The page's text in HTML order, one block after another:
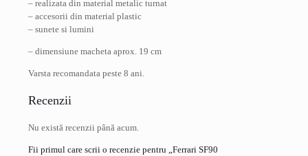
– realizata din material metalic turnat
– accesorii din material plastic
– sunete si lumini
– dimensiune macheta aprox. 19 cm
Varsta recomandata peste 8 ani.
Recenzii
Nu există recenzii până acum.
Fii primul care scrii o recenzie pentru „Ferrari SF90